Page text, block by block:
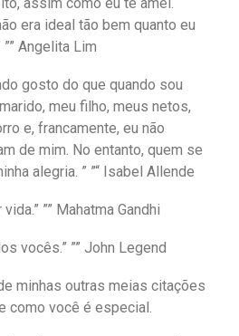
era ideal tão bem quanto eu
Angelita Lim
gosto do que quando sou
meu filho, meus netos,
e, francamente, eu não
de mim. No entanto, quem se
alegria. ” ”“ Isabel Allende
”” Mahatma Gandhi
vocês.” ”” John Legend
minhas outras meias citações
como você é especial.